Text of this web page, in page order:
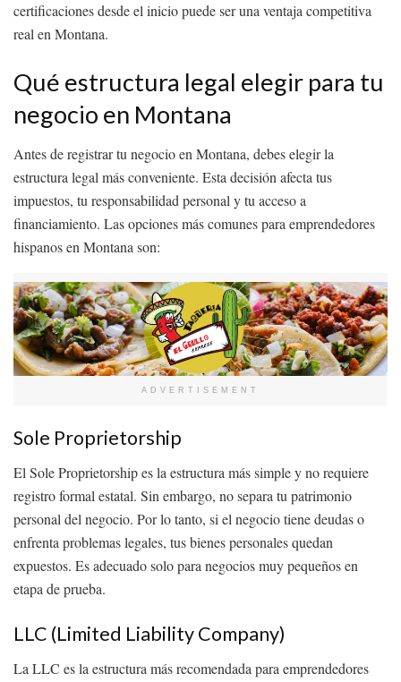
certificaciones desde el inicio puede ser una ventaja competitiva
real en Montana.
Qué estructura legal elegir para tu
negocio en Montana
Antes de registrar tu negocio en Montana, debes elegir la
estructura legal más conveniente. Esta decisión afecta tus
impuestos, tu responsabilidad personal y tu acceso a
financiamiento. Las opciones más comunes para emprendedores
hispanos en Montana son:
ADVERTISEMENT
Sole Proprietorship
El Sole Proprietorship es la estructura más simple y no requiere
registro formal estatal. Sin embargo, no separa tu patrimonio
personal del negocio. Por lo tanto, si el negocio tiene deudas o
enfrenta problemas legales, tus bienes personales quedan
expuestos. Es adecuado solo para negocios muy pequeños en
etapa de prueba.
LLC (Limited Liability Company)
La LLC es la estructura más recomendada para emprendedores